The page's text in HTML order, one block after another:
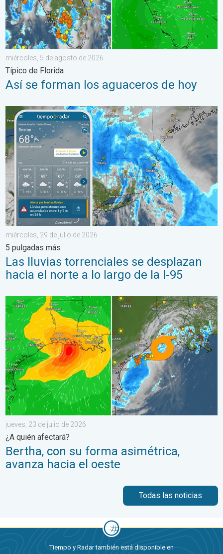
miércoles, 5 de agosto de 2026
Típico de Florida
Así se forman los aguaceros de hoy
Las lluvias torrenciales se desplazan hacia el norte a lo
miércoles, 29 de julio de 2026
5 pulgadas más
Las lluvias torrenciales se desplazan
hacia el norte a lo largo de la I-95
Bertha, con su forma asimétrica, avanza hacia el oeste. ¿A
jueves, 23 de julio de 2026
¿A quién afectará?
Bertha, con su forma asimétrica,
avanza hacia el oeste
Todas las noticias
Tiempo y Radar también está disponible en